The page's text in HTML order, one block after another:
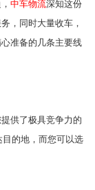
，中车物流深知这份
，同时大量收车，
准备的几条主要线
供了极具竞争力的
的地，而您可以选